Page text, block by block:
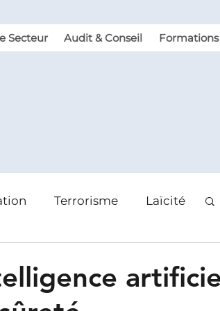
Secteur Audit & Conseil Formations
Terrorisme Laïcité